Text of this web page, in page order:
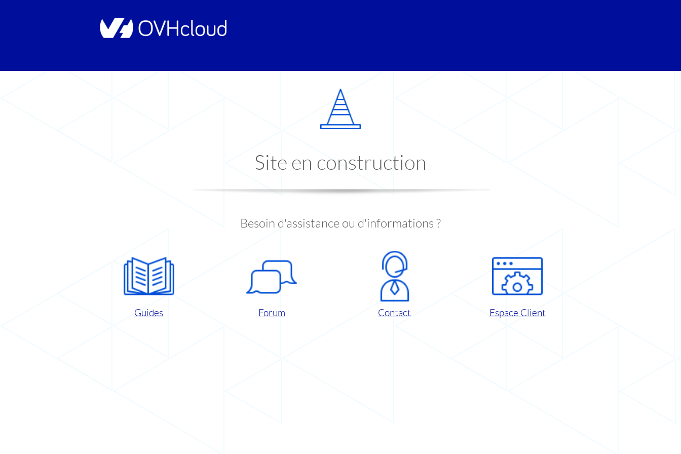
Site en construction
Besoin d'assistance ou d'informations ?
Guides Forum Contact Espace Client